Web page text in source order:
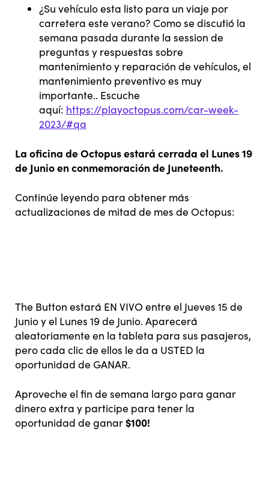
¿Su vehículo esta listo para un viaje por
carretera este verano? Como se discutió la
semana pasada durante la session de
preguntas y respuestas sobre
mantenimiento y reparación de vehículos, el
mantenimiento preventivo es muy
importante.. Escuche
aquí: https://playoctopus.com/car-week-
2023/#qa
La oficina de Octopus estará cerrada el Lunes 19
de Junio en conmemoración de Juneteenth.
Continúe leyendo para obtener más
actualizaciones de mitad de mes de Octopus:
The Button estará EN VIVO entre el Jueves 15 de
Junio y el Lunes 19 de Junio. Aparecerá
aleatoriamente en la tableta para sus pasajeros,
pero cada clic de ellos le da a USTED la
oportunidad de GANAR.
Aproveche el fin de semana largo para ganar
dinero extra y participe para tener la
oportunidad de ganar$100!